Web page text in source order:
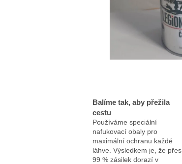
Balíme tak, aby přežila
cestu
Používáme speciální
nafukovací obaly pro
maximální ochranu každé
láhve. Výsledkem je, že přes
99 % zásilek dorazí v